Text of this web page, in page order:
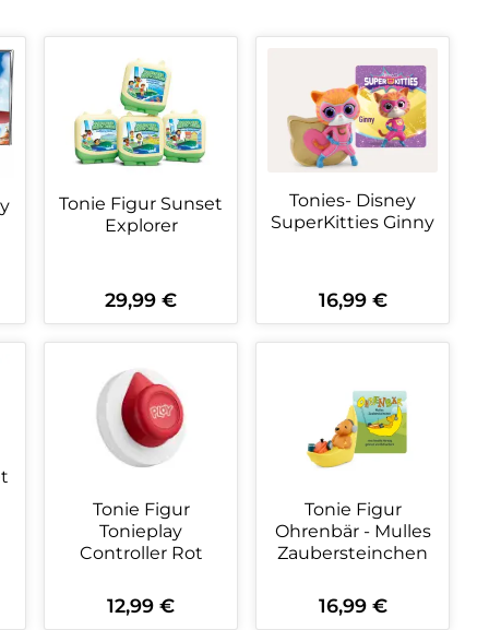
ein oder benutze dieWert ein oder benutze
Gib den gewünschten Wert
Tonie Figur Sunset
Explorer
Regulärer Preis:
29,99 €
Produkt Anzahl: Gib den
Tonies- Disney
SuperKitties Ginny
Regulärer Preis:
16,99 €
Tonie Figur
Tonieplay
Controller Rot
Regulärer Preis:
12,99 €
Tonie Figur
Ohrenbär - Mulles
Zaubersteinchen
Regulärer Preis:
16,99 €